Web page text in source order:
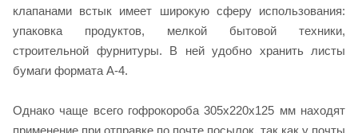
клапанами встык имеет широкую сферу использования:
упаковка продуктов, мелкой бытовой техники,
строительной фурнитуры. В ней удобно хранить листы
бумаги формата А-4.
Однако чаще всего гофрокороба 305х220х125 мм находят